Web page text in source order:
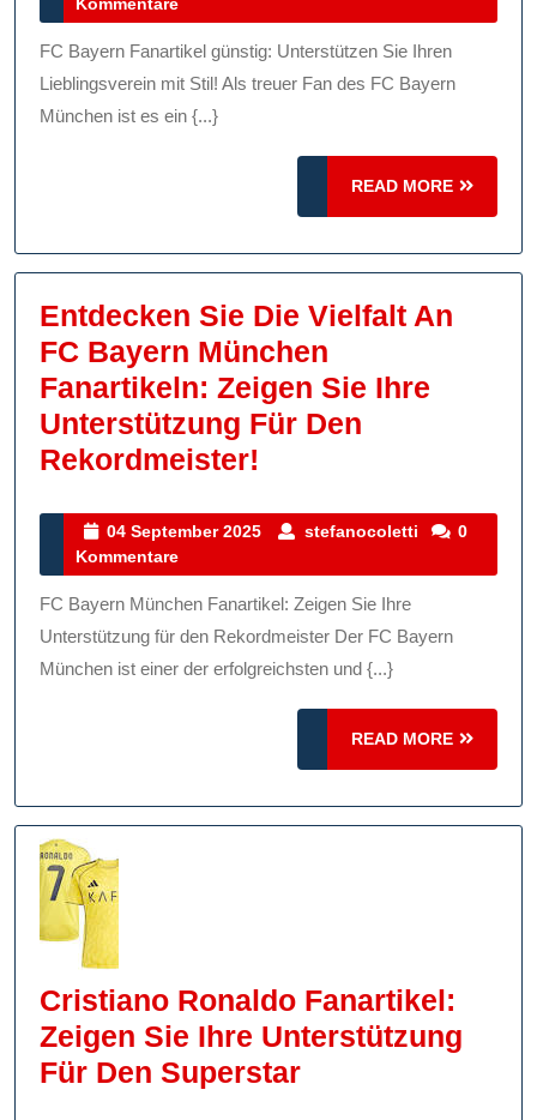
Fanartikel:
Unterstützen
Sie
Ihren
2025
Kommentare
FC Bayern Fanartikel günstig: Unterstützen Sie Ihren
Lieblingsverein mit Stil! Als treuer Fan des FC Bayern
München ist es ein {...}
READ MORE
READ
MORE
Entdecken Sie Die Vielfalt An
FC Bayern München
Fanartikeln: Zeigen Sie Ihre
Unterstützung Für Den
Rekordmeister!
Die
An
FC
Bayern
München
Fanartikeln:
Sie
Rekordmeister!
04 September 2025
04
2025
stefanocoletti stefanocoletti
0
Kommentare
FC Bayern München Fanartikel: Zeigen Sie Ihre
Unterstützung für den Rekordmeister Der FC Bayern
München ist einer der erfolgreichsten und {...}
READ MORE
READ
MORE
Cristiano Ronaldo Fanartikel:
Zeigen Sie Ihre Unterstützung
Für Den SuperstarCristiano